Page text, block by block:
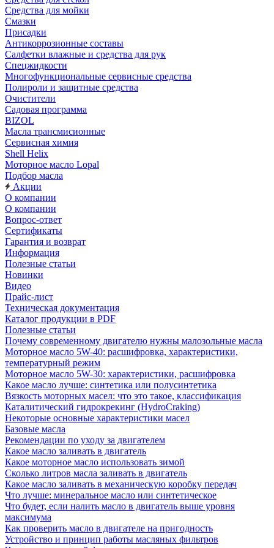
Средства для мойки
Смазки
Присадки
Антикоррозионные составы
Салфетки влажные и средства для рук
Спецжидкости
Многофункциональные сервисные средства
Полироли и защитные средства
Очистители
Садовая программа
BIZOL
Масла трансмисионные
Сервисная химия
Shell Helix
Моторное масло Lopal
Подбор масла
Акции
О компании
О компании
Вопрос-ответ
Сертификаты
Гарантия и возврат
Информация
Полезные статьи
Новинки
Видео
Прайс-лист
Техническая документация
Каталог продукции в PDF
Полезные статьи
Почему современному двигателю нужны малозольные масла
Моторное масло 5W-40: расшифровка, характеристики,
температурный режим
Моторное масло 5W-30: характеристики, расшифровка
Какое масло лучше: синтетика или полусинтетика
Вязкость моторных масел: что это такое, классификация
Каталитический гидрокрекинг (НydroСraking)
Некоторые основные характеристики масел
Базовые масла
Рекомендации по уходу за двигателем
Какое масло заливать в двигатель
Какое моторное масло использовать зимой
Сколько литров масла заливать в двигатель
Какое масло заливать в механическую коробку передач
Что лучше: минеральное масло или синтетическое
Что будет, если налить масло в двигатель выше уровня
максимума
Как проверить масло в двигателе на пригодность
Устройство и принцип работы масляных фильтров